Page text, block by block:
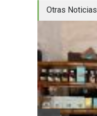
Otras Noticias